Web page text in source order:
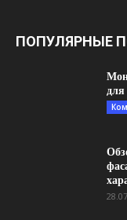
ПОПУЛЯРНЫЕ